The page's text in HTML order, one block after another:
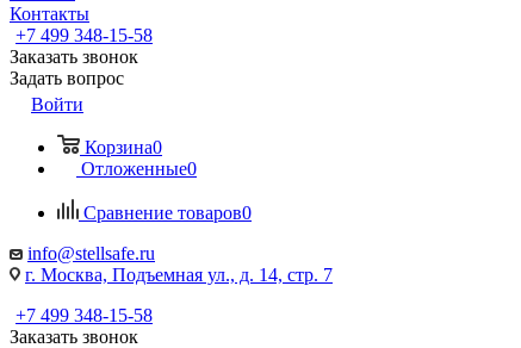
Контакты
+7 499 348-15-58
Заказать звонок
Задать вопрос
Войти
Корзина0
Отложенные0
Сравнение товаров0
info@stellsafe.ru
г. Москва, Подъемная ул., д. 14, стр. 7
+7 499 348-15-58
Заказать звонок